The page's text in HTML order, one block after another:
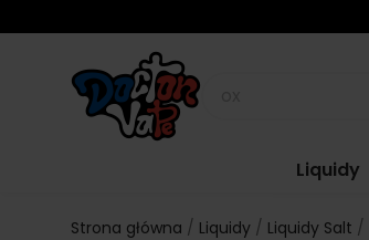
Liquidy
Strona główna Liquidy Liquidy Salt